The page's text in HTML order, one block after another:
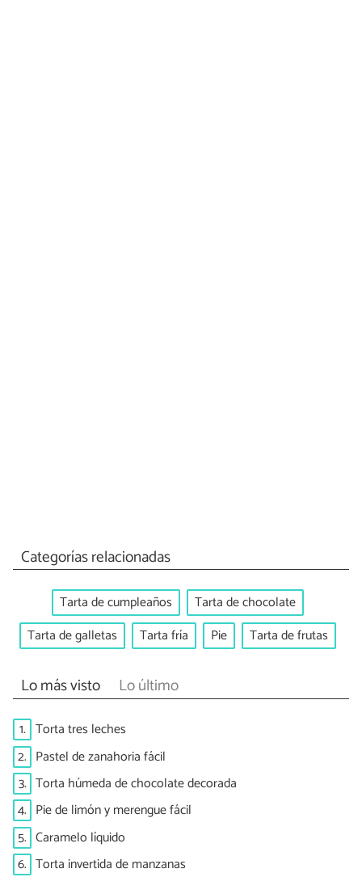
Categorías relacionadas
Tarta de cumpleaños
Tarta de chocolate
Tarta de galletas
Tarta fría Pie Tarta de frutas
Lo más visto Lo último
1. Torta tres leches
2. Pastel de zanahoria fácil
3. Torta húmeda de chocolate decorada
4. Pie de limón y merengue fácil
5. Caramelo líquido
6. Torta invertida de manzanas